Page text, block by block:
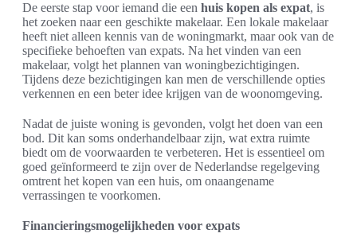
De eerste stap voor iemand die een huis kopen als expat, is
het zoeken naar een geschikte makelaar. Een lokale makelaar
heeft niet alleen kennis van de woningmarkt, maar ook van de
specifieke behoeften van expats. Na het vinden van een
makelaar, volgt het plannen van woningbezichtigingen.
Tijdens deze bezichtigingen kan men de verschillende opties
verkennen en een beter idee krijgen van de woonomgeving.
Nadat de juiste woning is gevonden, volgt het doen van een
bod. Dit kan soms onderhandelbaar zijn, wat extra ruimte
biedt om de voorwaarden te verbeteren. Het is essentieel om
goed geïnformeerd te zijn over de Nederlandse regelgeving
omtrent het kopen van een huis, om onaangename
verrassingen te voorkomen.
Financieringsmogelijkheden voor expats